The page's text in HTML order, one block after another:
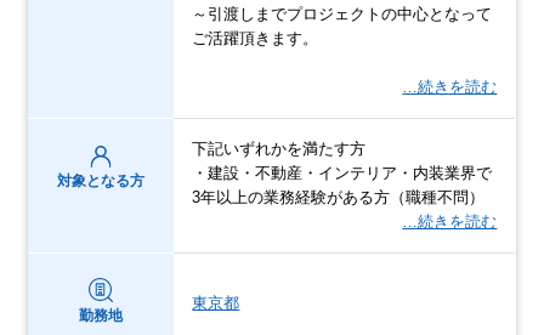
～引渡しまでプロジェクトの中心となって
ご活躍頂きます。
…続きを読む
対象となる方
下記いずれかを満たす方
・建設・不動産・インテリア・内装業界で
3年以上の業務経験がある方（職種不問）
…続きを読む
勤務地
東京都